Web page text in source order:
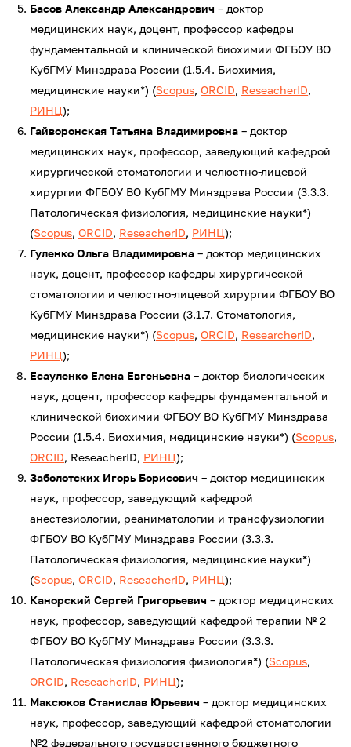
Басов Александр Александрович – доктор
медицинских наук, доцент, профессор кафедры
фундаментальной и клинической биохимии ФГБОУ ВО
КубГМУ Минздрава России (1.5.4. Биохимия,
медицинские науки*) (Scopus, ORCID, ReseacherID,
РИНЦ);
Гайворонская Татьяна Владимировна – доктор
медицинских наук, профессор, заведующий кафедрой
хирургической стоматологии и челюстно-лицевой
хирургии ФГБОУ ВО КубГМУ Минздрава России (3.3.3.
Патологическая физиология, медицинские науки*)
(Scopus, ORCID, ReseacherID, РИНЦ);
Гуленко Ольга Владимировна – доктор медицинских
наук, доцент, профессор кафедры хирургической
стоматологии и челюстно-лицевой хирургии ФГБОУ ВО
КубГМУ Минздрава России (3.1.7. Стоматология,
медицинские науки*) (Scopus, ORCID, ResearcherID,
РИНЦ);
Есауленко Елена Евгеньевна – доктор биологических
наук, доцент, профессор кафедры фундаментальной и
клинической биохимии ФГБОУ ВО КубГМУ Минздрава
России (1.5.4. Биохимия, медицинские науки*) (Scopus,
ORCID, ReseacherID, РИНЦ);
Заболотских Игорь Борисович – доктор медицинских
наук, профессор, заведующий кафедрой
анестезиологии, реаниматологии и трансфузиологии
ФГБОУ ВО КубГМУ Минздрава России (3.3.3.
Патологическая физиология, медицинские науки*)
(Scopus, ORCID, ReseacherID, РИНЦ);
Канорский Сергей Григорьевич – доктор медицинских
наук, профессор, заведующий кафедрой терапии № 2
ФГБОУ ВО КубГМУ Минздрава России (3.3.3.
Патологическая физиология физиология*) (Scopus,
ORCID, ReseacherID, РИНЦ);
Максюков Станислав Юрьевич – доктор медицинских
наук, профессор, заведующий кафедрой стоматологии
№2 федерального государственного бюджетного